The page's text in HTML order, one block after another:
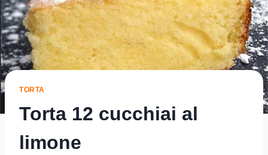
TORTA
Torta 12 cucchiai al
limone